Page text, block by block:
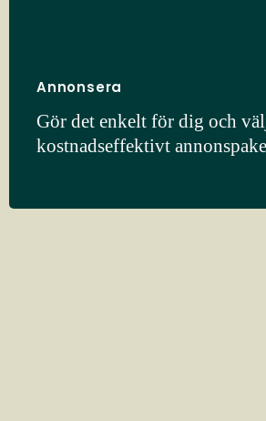
Annonsera
Gör det enkelt för dig och
kostnadseffektivt